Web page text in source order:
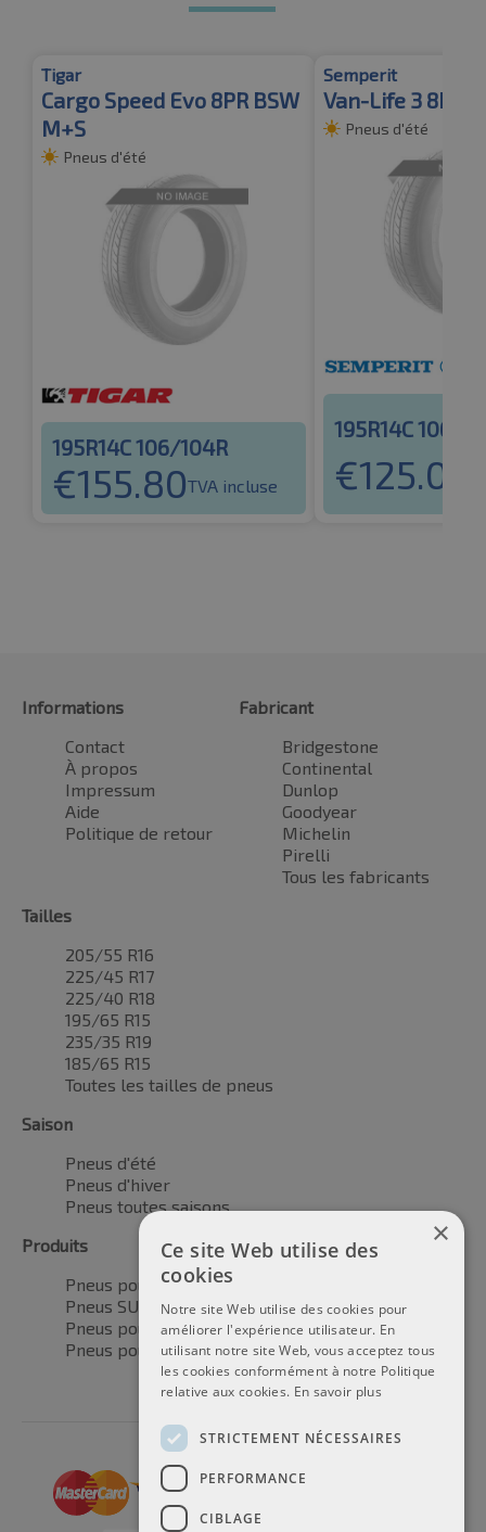
Tigar
Cargo Speed Evo 8PR BSW
M+S
Pneus d'été
195R14C 106/104R
€155.80TVA incluse
Semperit
Van-Life 3 8PR
Pneus d'été
195R14C 106/
€125.09
Informations
Contact
À propos
Impressum
Aide
Politique de retour
Fabricant
Bridgestone
Continental
Dunlop
Goodyear
Michelin
Pirelli
Tous les fabricants
Tailles
205/55 R16
225/45 R17
225/40 R18
195/65 R15
235/35 R19
185/65 R15
Toutes les tailles de pneus
Saison
Pneus d'été
Pneus d'hiver
Pneus toutes saisons
Produits
Pneus pour voitures
Pneus SUV / 4x4
Pneus pour camionnettes
Pneus pour motos
×
Ce site Web utilise des
cookies
Notre site Web utilise des cookies pour
améliorer l'expérience utilisateur. En
utilisant notre site Web, vous acceptez tous
les cookies conformément à notre Politique
relative aux cookies. En savoir plus
STRICTEMENT NÉCESSAIRES
PERFORMANCE
CIBLAGE